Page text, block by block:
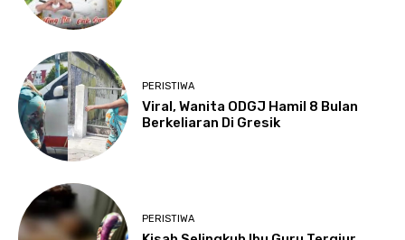
PERISTIWA
Viral, Wanita ODGJ Hamil 8 Bulan
Berkeliaran Di Gresik
PERISTIWA